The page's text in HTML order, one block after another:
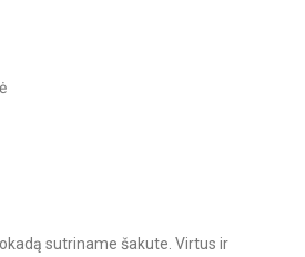
sutriname šakute. Virtus ir